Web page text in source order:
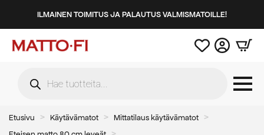
ILMAINEN TOIMITUS JA PALAUTUS VALMISMATOILLE!
search
Etusivu Käytävämatot
Mittatilaus käytävämatot